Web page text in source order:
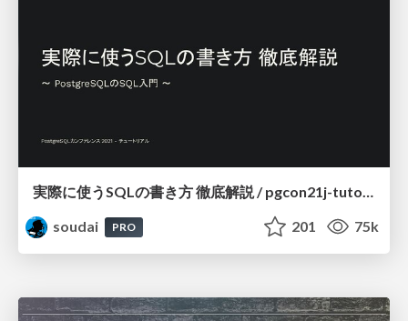
実際に使うSQLの書き方 徹底解説 / pgcon21j-tutorial
soudai
PRO 201 75k